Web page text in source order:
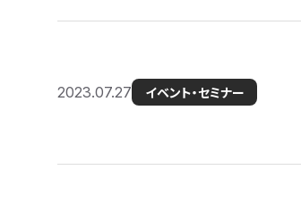
2023.07.27 イベント・セミナー